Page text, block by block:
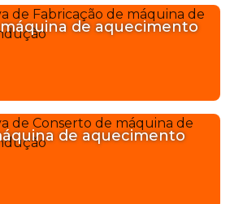
de aquecimento
de aquecimento